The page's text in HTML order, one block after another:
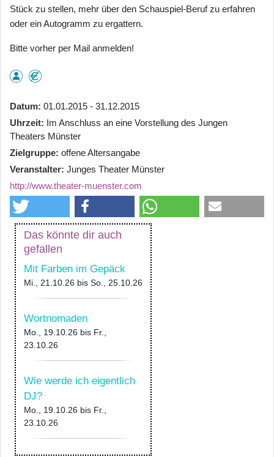
Stück zu stellen, mehr über den Schauspiel-Beruf zu erfahren
oder ein Autogramm zu ergattern.
Bitte vorher per Mail anmelden!
Datum 01.01.2015 - 31.12.2015
Uhrzeit Im Anschluss an eine Vorstellung des Jungen
Theaters Münster
Zielgruppe offene Altersangabe
Veranstalter Junges Theater Münster
http://www.theater-muenster.com
Das könnte dir auch
gefallen
Mit Farben im Gepäck
Mi., 21.10.26 bis So., 25.10.26
Wortnomaden
Mo., 19.10.26 bis Fr.,
23.10.26
Wie werde ich eigentlich
DJ?
Mo., 19.10.26 bis Fr.,
23.10.26